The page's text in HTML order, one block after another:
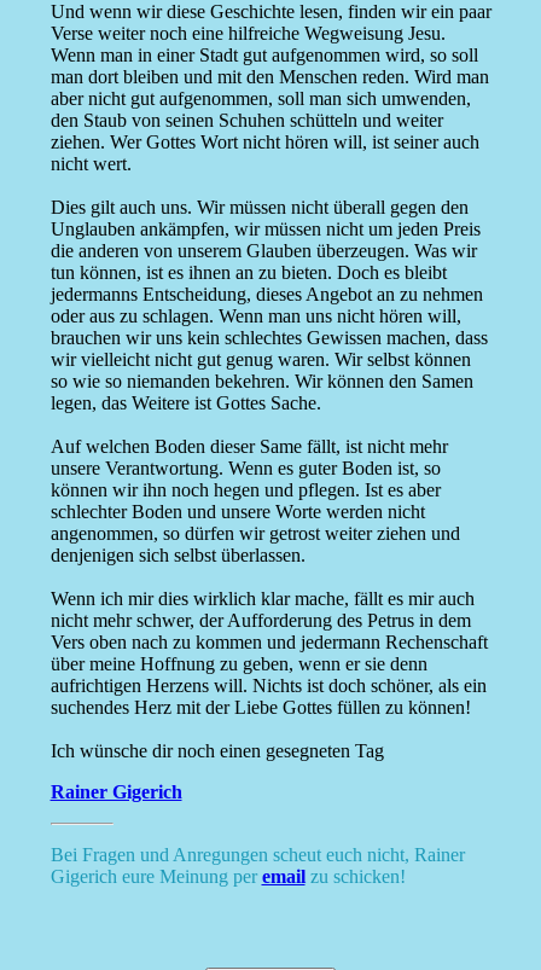
Und wenn wir diese Geschichte lesen, finden wir ein paar
Verse weiter noch eine hilfreiche Wegweisung Jesu.
Wenn man in einer Stadt gut aufgenommen wird, so soll
man dort bleiben und mit den Menschen reden. Wird man
aber nicht gut aufgenommen, soll man sich umwenden,
den Staub von seinen Schuhen schütteln und weiter
ziehen. Wer Gottes Wort nicht hören will, ist seiner auch
nicht wert.
Dies gilt auch uns. Wir müssen nicht überall gegen den
Unglauben ankämpfen, wir müssen nicht um jeden Preis
die anderen von unserem Glauben überzeugen. Was wir
tun können, ist es ihnen an zu bieten. Doch es bleibt
jedermanns Entscheidung, dieses Angebot an zu nehmen
oder aus zu schlagen. Wenn man uns nicht hören will,
brauchen wir uns kein schlechtes Gewissen machen, dass
wir vielleicht nicht gut genug waren. Wir selbst können
so wie so niemanden bekehren. Wir können den Samen
legen, das Weitere ist Gottes Sache.
Auf welchen Boden dieser Same fällt, ist nicht mehr
unsere Verantwortung. Wenn es guter Boden ist, so
können wir ihn noch hegen und pflegen. Ist es aber
schlechter Boden und unsere Worte werden nicht
angenommen, so dürfen wir getrost weiter ziehen und
denjenigen sich selbst überlassen.
Wenn ich mir dies wirklich klar mache, fällt es mir auch
nicht mehr schwer, der Aufforderung des Petrus in dem
Vers oben nach zu kommen und jedermann Rechenschaft
über meine Hoffnung zu geben, wenn er sie denn
aufrichtigen Herzens will. Nichts ist doch schöner, als ein
suchendes Herz mit der Liebe Gottes füllen zu können!
Ich wünsche dir noch einen gesegneten Tag
Rainer Gigerich
Bei Fragen und Anregungen scheut euch nicht, Rainer
Gigerich eure Meinung peremailzu schicken!